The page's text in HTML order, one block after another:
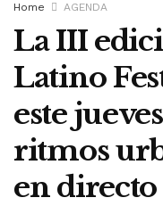
Home AGENDA
La III
Latino
este
ritmos
en directo